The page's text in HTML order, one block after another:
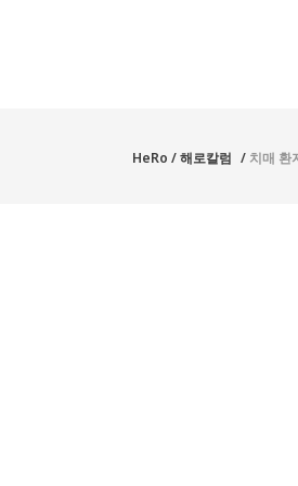
HeRo /해로칼럼 / 치매 환